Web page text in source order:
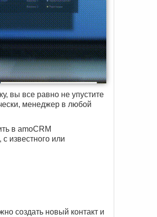
вы все равно не упустите
менеджер в любой
в amoCRM
известного или
создать новый контакт и